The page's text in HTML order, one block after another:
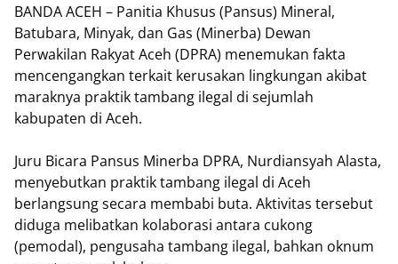
BANDA ACEH – Panitia Khusus (Pansus) Mineral,
Batubara, Minyak, dan Gas (Minerba) Dewan
Perwakilan Rakyat Aceh (DPRA) menemukan fakta
mencengangkan terkait kerusakan lingkungan akibat
maraknya praktik tambang ilegal di sejumlah
kabupaten di Aceh.
Juru Bicara Pansus Minerba DPRA, Nurdiansyah Alasta,
menyebutkan praktik tambang ilegal di Aceh
berlangsung secara membabi buta. Aktivitas tersebut
diduga melibatkan kolaborasi antara cukong
(pemodal), pengusaha tambang ilegal, bahkan oknum